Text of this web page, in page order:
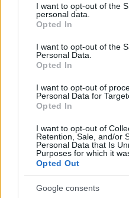
not limited to your visit or
grant or deny consent to
use your data for below
consent section.
I want to opt-out of the
personal data.
Opted In
I want to opt-out of the
Personal Data.
Opted In
I want to opt-out of
Personal Data for
Opted In
I want to opt-out of
Retention, Sale, and/or
Personal Data that Is
Purposes for which it
Opted Out
Google consents
Continua a
PEOPLE